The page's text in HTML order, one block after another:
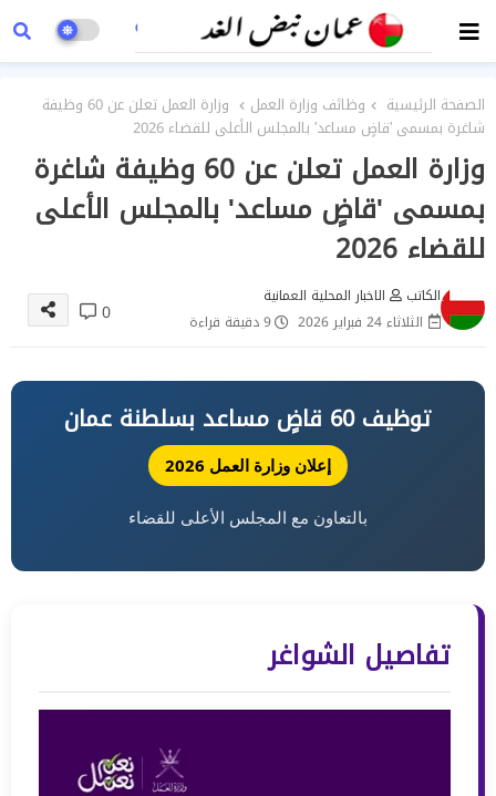
الصفحة الرئيسية وظائف وزارة العمل
وزارة العمل تعلن عن 60 وظيفة
شاغرة بمسمى 'قاضٍ مساعد' بالمجلس الأعلى للقضاء 2026
وزارة العمل تعلن عن 60 وظيفة شاغرة
بمسمى 'قاضٍ مساعد' بالمجلس الأعلى
للقضاء 2026
الكاتب
الاخبار المحلية العمانية
الثلاثاء 24 فبراير 2026
9 دقيقة قراءة 0
توظيف 60 قاضٍ مساعد بسلطنة عمان
إعلان وزارة العمل 2026
بالتعاون مع المجلس الأعلى للقضاء
تفاصيل الشواغر